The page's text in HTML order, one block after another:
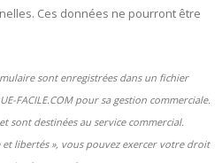
Ces données ne pourront être
sont enregistrées dans un fichier
FACILE.COM pour sa gestion commerciale.
sont destinées au service commercial.
libertés », vous pouvez exercer votre droit